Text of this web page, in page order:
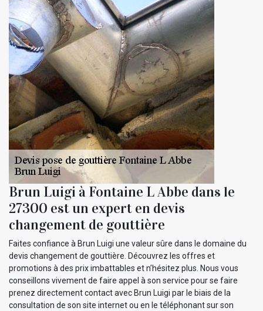
Brun Luigi à Fontaine L Abbe dans le
27300 est un expert en devis
changement de gouttière
Faites confiance à Brun Luigi une valeur sûre dans le domaine du
devis changement de gouttière. Découvrez les offres et
promotions à des prix imbattables et n’hésitez plus. Nous vous
conseillons vivement de faire appel à son service pour se faire
prenez directement contact avec Brun Luigi par le biais de la
consultation de son site internet ou en le téléphonant sur son